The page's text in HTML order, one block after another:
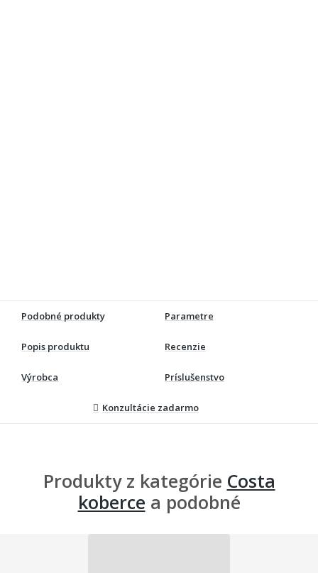
Podobné produkty Parametre
Popis produktu Recenzie
Výrobca Príslušenstvo
Konzultácie zadarmo
Produkty z kategórie Costa
koberce a podobné